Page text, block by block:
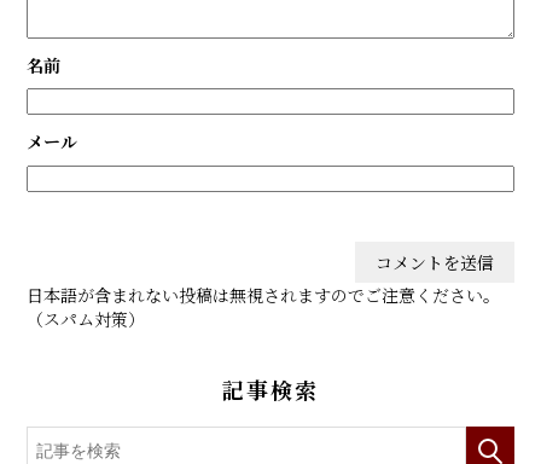
名前
メール
日本語が含まれない投稿は無視されますのでご注意ください。
（スパム対策）
記事検索